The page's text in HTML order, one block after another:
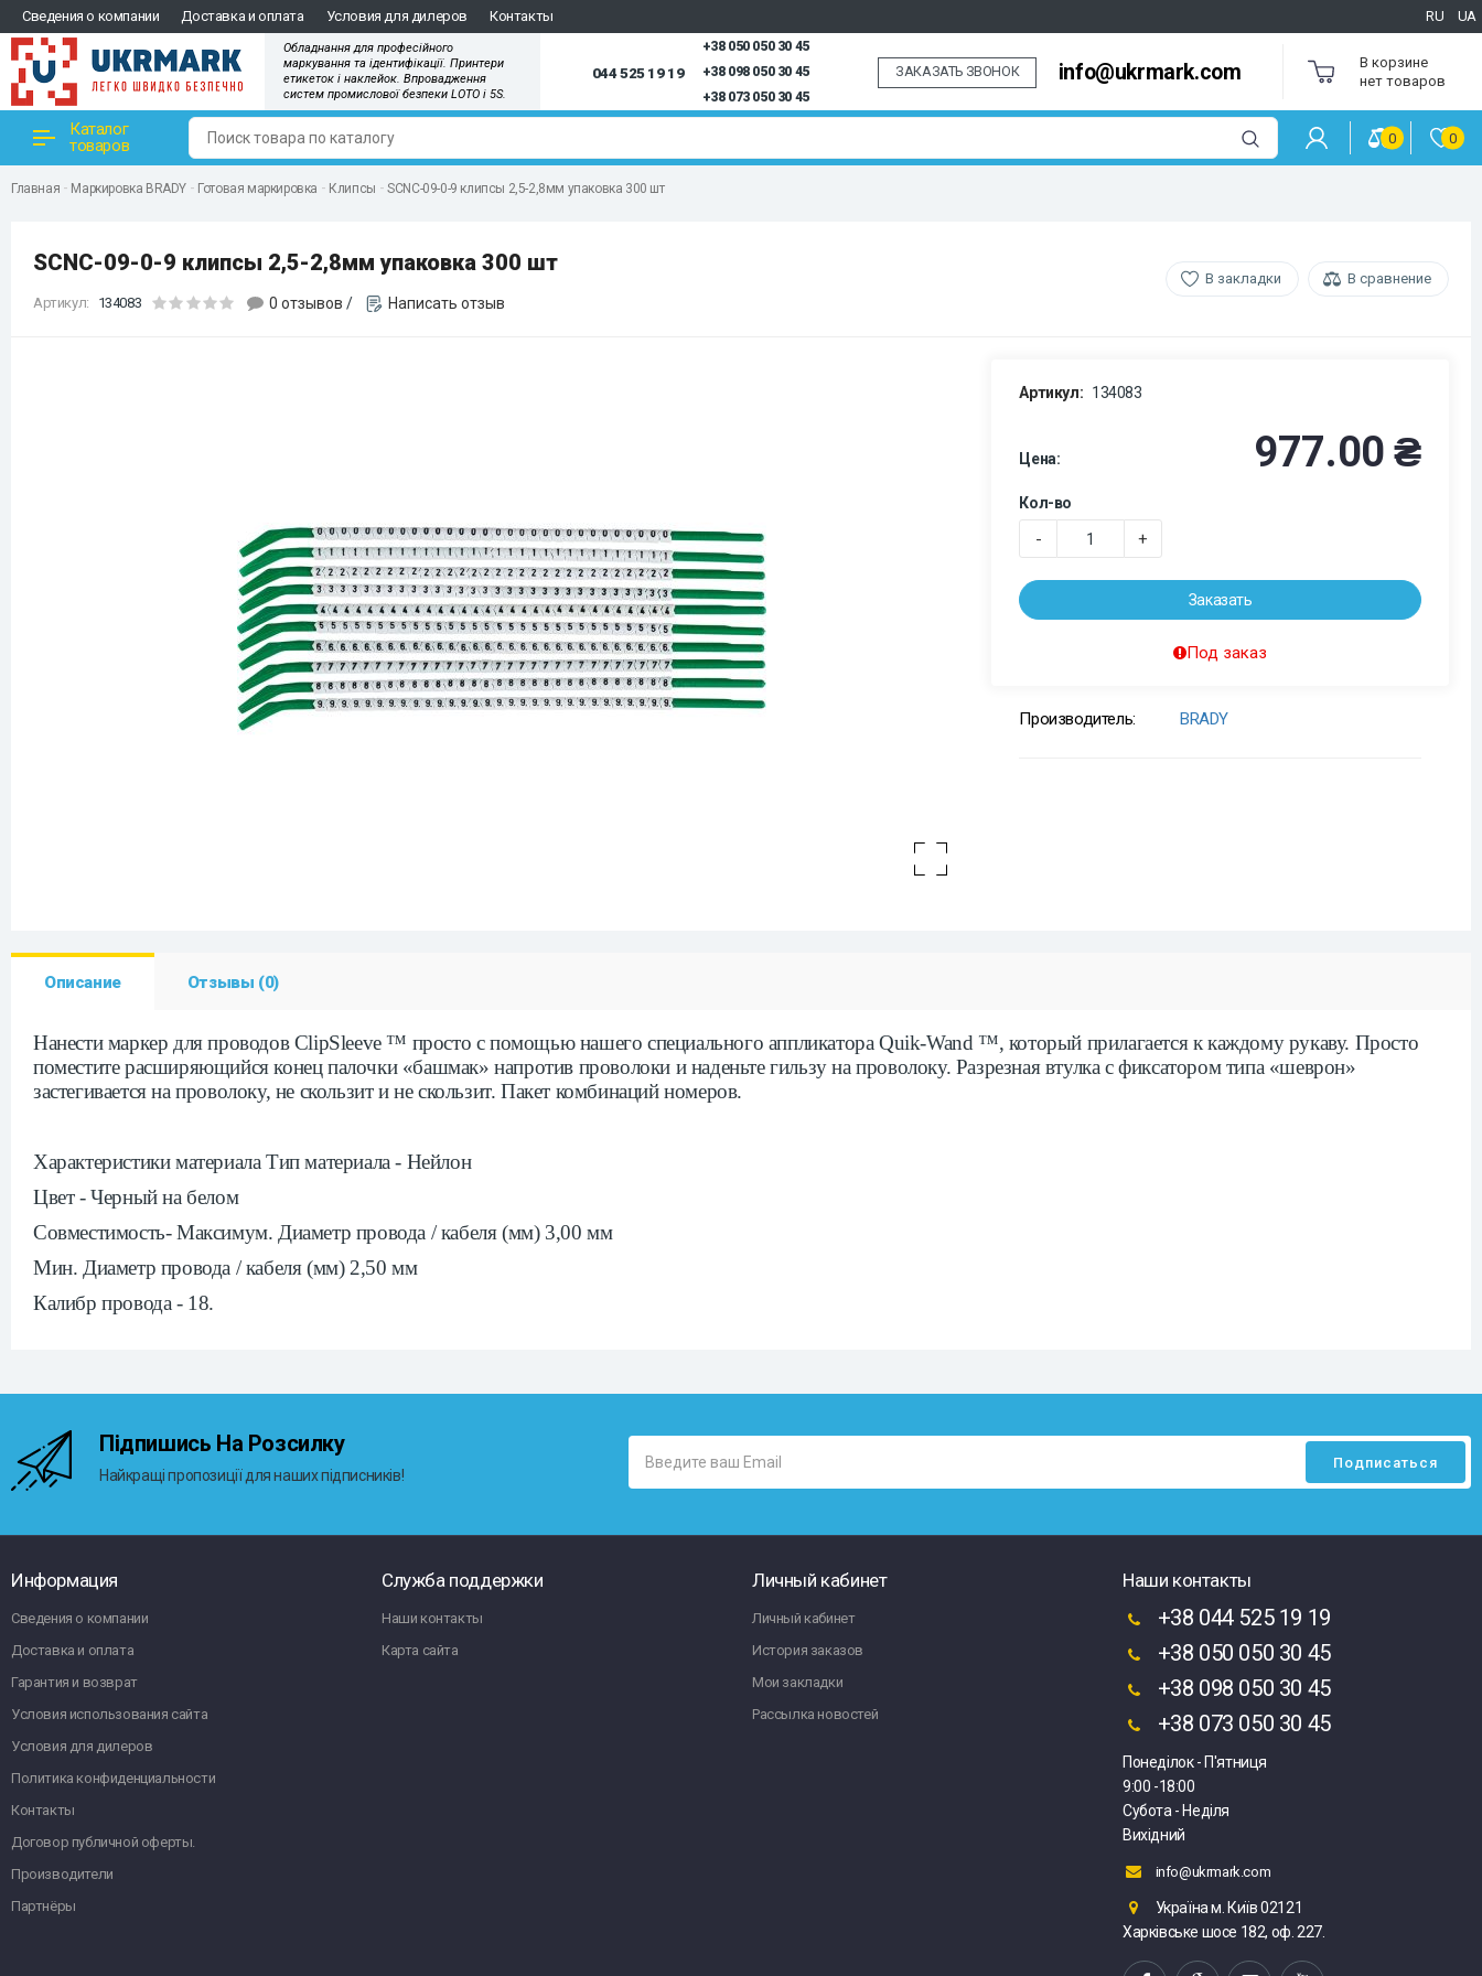
Сведения о компании Доставка и оплата Условия для дилеров Контакты RU UA
Обладнання для професійного
маркування та ідентифікації. Принтери
етикеток і наклейок. Впровадження
систем промислової безпеки LOTO і 5S.
044 525 19 19
+38 050 050 30 45
+38 098 050 30 45
+38 073 050 30 45
ЗАКАЗАТЬ ЗВОНОК info@ukrmark.com
В корзине
нет товаров
Каталог
товаров
0 0
Главная Маркировка BRADY Готовая маркировка Клипсы SCNC-09-0-9 клипсы 2,5-2,8мм упаковка 300 шт
SCNC-09-0-9 клипсы 2,5-2,8мм упаковка 300 шт
Артикул: 134083 0 отзывов / Написать отзыв
В закладки В сравнение
Артикул: 134083
Цена: 977.00 ₴
Кол-во
- +
Заказать
Под заказ
Производитель: BRADY
Описание Отзывы (0)
Нанести маркер для проводов ClipSleeve ™ просто с помощью нашего специального аппликатора Quik-Wand ™, который прилагается к каждому рукаву. Просто
поместите расширяющийся конец палочки «башмак» напротив проволоки и наденьте гильзу на проволоку. Разрезная втулка с фиксатором типа «шеврон»
застегивается на проволоку, не скользит и не скользит. Пакет комбинаций номеров.
Характеристики материала Тип материала - Нейлон
Цвет - Черный на белом
Совместимость- Максимум. Диаметр провода / кабеля (мм) 3,00 мм
Мин. Диаметр провода / кабеля (мм) 2,50 мм
Калибр провода - 18.
Підпишись На Розсилку
Найкращі пропозиції для наших підписників!
Информация
Сведения о компании
Доставка и оплата
Гарантия и возврат
Условия использования сайта
Условия для дилеров
Политика конфиденциальности
Контакты
Договор публичной оферты.
Производители
Партнёры
Служба поддержки
Наши контакты
Карта сайта
Личный кабинет
Личный кабинет
История заказов
Мои закладки
Рассылка новостей
Наши контакты
+38 044 525 19 19
+38 050 050 30 45
+38 098 050 30 45
+38 073 050 30 45
Понеділок - П'ятниця
9:00 -18:00
Субота - Неділя
Вихідний
info@ukrmark.com
Україна м. Київ 02121
Харківське шосе 182, оф. 227.